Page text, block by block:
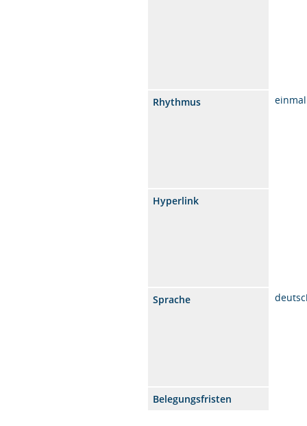
Rhythmus
Hyperlink
Sprache
Belegungsfristen